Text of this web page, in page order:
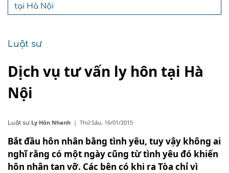
tại Hà Nội
Luật sư
Dịch vụ tư vấn ly hôn tại Hà
Nội
Luật sư Ly Hôn Nhanh | Thứ Sáu, 16/01/2015
Bắt đầu hôn nhân bằng tình yêu, tuy vậy không ai
nghĩ rằng có một ngày cũng từ tình yêu đó khiến
hôn nhân tan vỡ. Các bên có khi ra Tòa chỉ vì